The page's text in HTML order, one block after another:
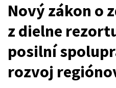
Nový zákon o
z dielne
posilní
rozvoj